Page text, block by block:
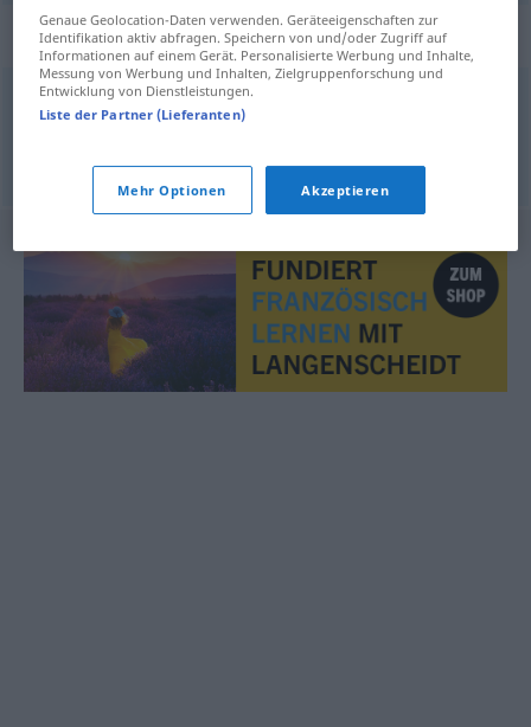
Synonyme für "crucifiement"
crucifixion,martyre,mortification
© myThes Dicollecte
Genaue Geolocation-Daten verwenden. Geräteeigenschaften zur
Identifikation aktiv abfragen. Speichern von und/oder Zugriff auf
Informationen auf einem Gerät. Personalisierte Werbung und Inhalte,
Messung von Werbung und Inhalten, Zielgruppenforschung und
Entwicklung von Dienstleistungen.
Liste der Partner (Lieferanten)
Mehr Optionen Akzeptieren